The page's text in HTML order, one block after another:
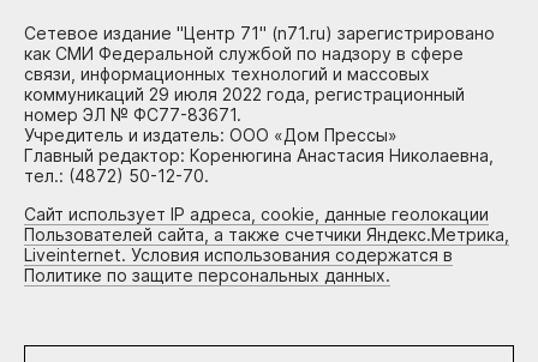
Сетевое издание "Центр 71" (n71.ru) зарегистрировано
как СМИ Федеральной службой по надзору в сфере
связи, информационных технологий и массовых
коммуникаций 29 июля 2022 года, регистрационный
номер ЭЛ № ФС77-83671.
Учредитель и издатель: ООО «Дом Прессы»
Главный редактор: Коренюгина Анастасия Николаевна,
тел.: (4872) 50-12-70.
Сайт использует IP адреса, cookie, данные геолокации
Пользователей сайта, а также счетчики Яндекс.Метрика,
Liveinternet. Условия использования содержатся в
Политике по защите персональных данных.